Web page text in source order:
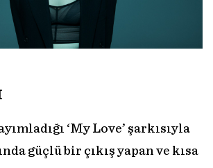
‘My Love’ şarkısıyla
güçlü bir çıkış yapan ve kısa